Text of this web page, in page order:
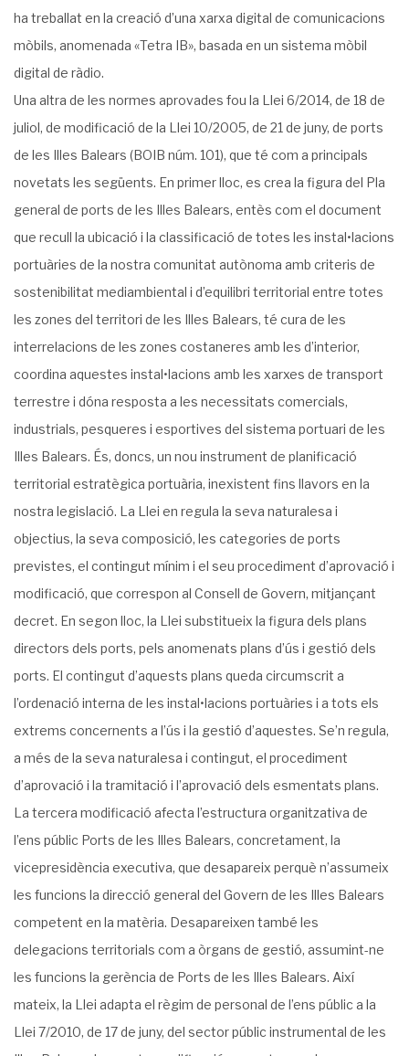
ha treballat en la creació d’una xarxa digital de comunicacions
mòbils, anomenada «Tetra IB», basada en un sistema mòbil
digital de ràdio.
Una altra de les normes aprovades fou la Llei 6/2014, de 18 de
juliol, de modificació de la Llei 10/2005, de 21 de juny, de ports
de les Illes Balears (BOIB núm. 101), que té com a principals
novetats les següents. En primer lloc, es crea la figura del Pla
general de ports de les Illes Balears, entès com el document
que recull la ubicació i la classificació de totes les instal•lacions
portuàries de la nostra comunitat autònoma amb criteris de
sostenibilitat mediambiental i d’equilibri territorial entre totes
les zones del territori de les Illes Balears, té cura de les
interrelacions de les zones costaneres amb les d’interior,
coordina aquestes instal•lacions amb les xarxes de transport
terrestre i dóna resposta a les necessitats comercials,
industrials, pesqueres i esportives del sistema portuari de les
Illes Balears. És, doncs, un nou instrument de planificació
territorial estratègica portuària, inexistent fins llavors en la
nostra legislació. La Llei en regula la seva naturalesa i
objectius, la seva composició, les categories de ports
previstes, el contingut mínim i el seu procediment d’aprovació i
modificació, que correspon al Consell de Govern, mitjançant
decret. En segon lloc, la Llei substitueix la figura dels plans
directors dels ports, pels anomenats plans d’ús i gestió dels
ports. El contingut d’aquests plans queda circumscrit a
l’ordenació interna de les instal•lacions portuàries i a tots els
extrems concernents a l’ús i la gestió d’aquestes. Se’n regula,
a més de la seva naturalesa i contingut, el procediment
d’aprovació i la tramitació i l’aprovació dels esmentats plans.
La tercera modificació afecta l’estructura organitzativa de
l’ens públic Ports de les Illes Balears, concretament, la
vicepresidència executiva, que desapareix perquè n’assumeix
les funcions la direcció general del Govern de les Illes Balears
competent en la matèria. Desapareixen també les
delegacions territorials com a òrgans de gestió, assumint-ne
les funcions la gerència de Ports de les Illes Balears. Així
mateix, la Llei adapta el règim de personal de l’ens públic a la
Llei 7/2010, de 17 de juny, del sector públic instrumental de les